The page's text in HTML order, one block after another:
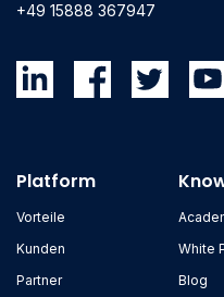
+49 15888 367947
Platform
Vorteile
Kunden
Partner
White
Blog